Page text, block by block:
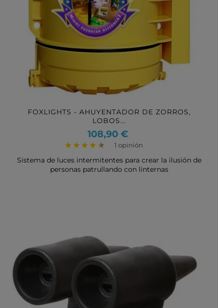
FOXLIGHTS - AHUYENTADOR DE ZORROS,
LOBOS...
Precio
108,90 €
1 opinión
Sistema de luces intermitentes para crear la ilusión de
personas patrullando con linternas